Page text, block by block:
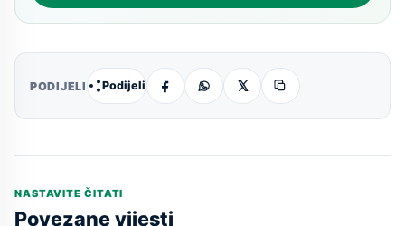
PODIJELI Podijeli
NASTAVITE ČITATI
Povezane vijesti